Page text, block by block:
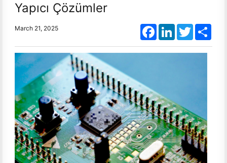
Yapıcı Çözümler
March 21, 2025 FacebookLinkedInTwitter